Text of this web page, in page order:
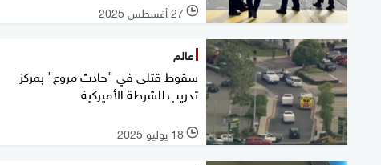
l 27 أغسطس 2025
عالم
سقوط قتلى في "حادث مروع" بمركز
تدريب للشرطة الأميركية
l 18 يوليو 2025